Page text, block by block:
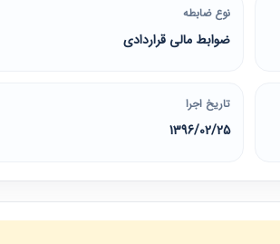
نوع ضابطه
ضوابط مالی قراردادی
تاریخ اجرا
1396/02/25